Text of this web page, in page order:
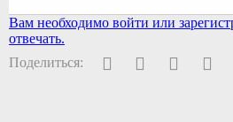
Вам необходимо войти или
отвечать.
Поделиться:
FacebookTwitter Pinterest